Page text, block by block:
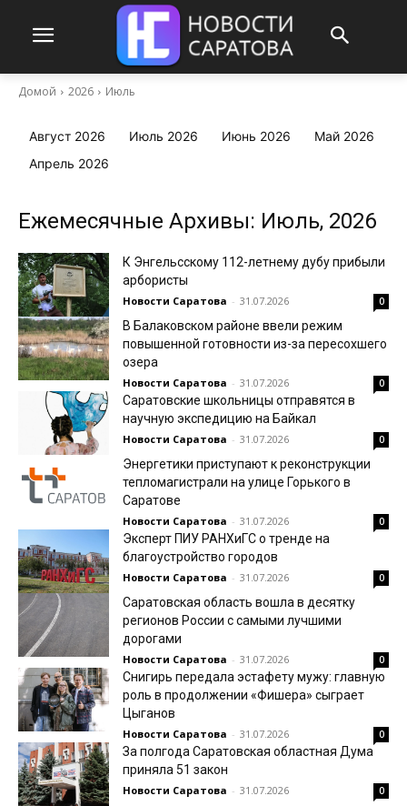
Домой 2026 Июль
Август 2026 Июль 2026 Июнь 2026
Май 2026
Апрель 2026
Ежемесячные Архивы: Июль, 2026
К Энгельсскому 112-летнему дубу прибыли
арбористы
Новости Саратова - 31.07.2026 0
В Балаковском районе ввели режим
повышенной готовности из-за пересохшего
озера
Новости Саратова - 31.07.2026 0
Саратовские школьницы отправятся в
научную экспедицию на Байкал
Новости Саратова - 31.07.2026 0
Энергетики приступают к реконструкции
тепломагистрали на улице Горького в
Саратове
Новости Саратова - 31.07.2026 0
Эксперт ПИУ РАНХиГС о тренде на
благоустройство городов
Новости Саратова - 31.07.2026 0
Саратовская область вошла в десятку
регионов России с самыми лучшими
дорогами
Новости Саратова - 31.07.2026 0
Снигирь передала эстафету мужу: главную
роль в продолжении «Фишера» сыграет
Цыганов
Новости Саратова - 31.07.2026 0
За полгода Саратовская областная Дума
приняла 51 закон
Новости Саратова - 31.07.2026 0